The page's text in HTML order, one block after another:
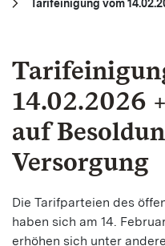
14.02.2026
auf
Versorgung
Die Tarifparteien des
haben sich am 14.
erhöhen sich unter